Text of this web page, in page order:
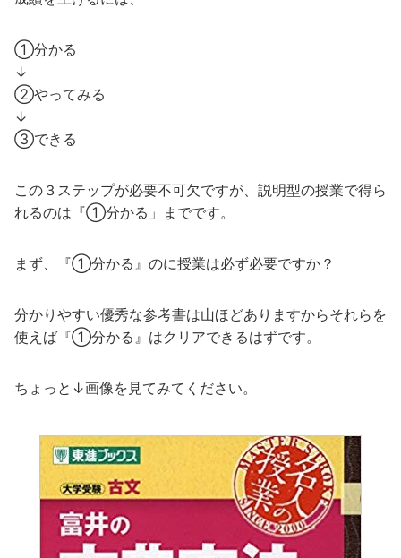
①分かる
↓
②やってみる
↓
③できる
この３ステップが必要不可欠ですが、説明型の授業で得ら
れるのは『①分かる」までです。
まず、『①分かる』のに授業は必ず必要ですか？
分かりやすい優秀な参考書は山ほどありますからそれらを
使えば『①分かる』はクリアできるはずです。
ちょっと↓画像を見てみてください。